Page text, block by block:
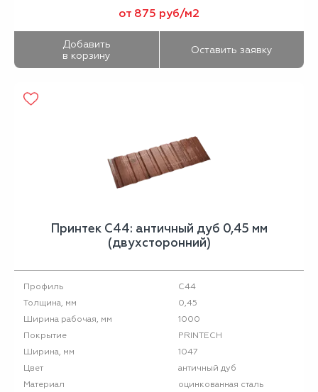
от 875 руб/м2
Добавить
в корзину
Оставить заявку
Принтек С44: античный дуб 0,45 мм
(двухсторонний)
Профиль
С44
Толщина, мм
0,45
Ширина рабочая, мм
1000
Покрытие
PRINTECH
Ширина, мм
1047
Цвет
античный дуб
Материал
оцинкованная сталь